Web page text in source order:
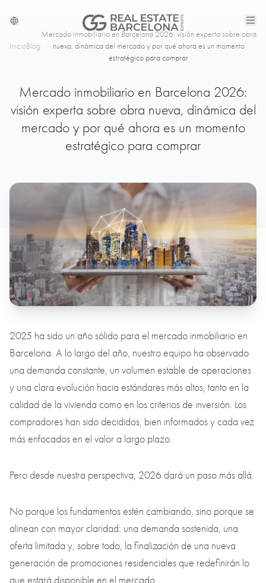
InicioBlog
Mercado inmobiliario en Barcelona 2026: visión experta sobre obra
nueva, dinámica del mercado y por qué ahora es un momento
estratégico para comprar
Mercado inmobiliario en Barcelona 2026:
visión experta sobre obra nueva, dinámica del
mercado y por qué ahora es un momento
estratégico para comprar
2025 ha sido un año sólido para el mercado inmobiliario en
Barcelona. A lo largo del año, nuestro equipo ha observado
una demanda constante, un volumen estable de operaciones
y una clara evolución hacia estándares más altos, tanto en la
calidad de la vivienda como en los criterios de inversión. Los
compradores han sido decididos, bien informados y cada vez
más enfocados en el valor a largo plazo.
Pero desde nuestra perspectiva, 2026 dará un paso más allá.
No porque los fundamentos estén cambiando, sino porque se
alinean con mayor claridad: una demanda sostenida, una
oferta limitada y, sobre todo, la finalización de una nueva
generación de promociones residenciales que redefinirán lo
que estará disponible en el mercado.